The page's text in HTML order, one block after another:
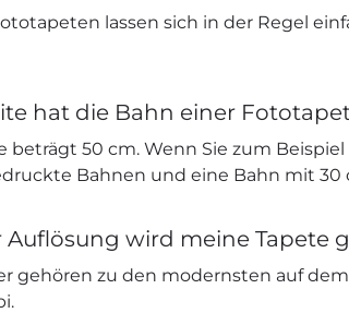
lassen sich in der Regel
hat die Bahn einer
beträgt 50 cm. Wenn Sie zum
Bahnen und eine Bahn mit
Auflösung wird meine Tapete
gehören zu den modernsten auf